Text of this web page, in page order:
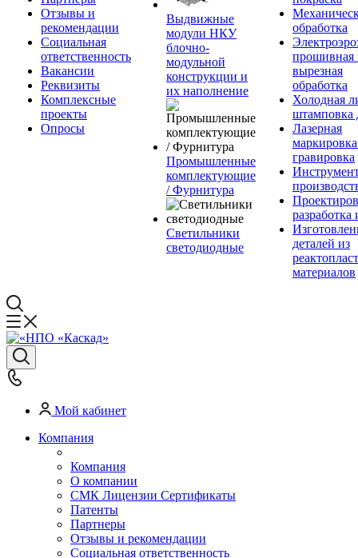
Отзывы и
рекомендации
Социальная
ответственность
Вакансии
Реквизиты
Комплексные
проекты
Опросы
Выдвижные
модули НКУ
блочно-
модульной
конструкции и
их наполнение
Промышленные
комплектующие
/ Фурнитура
Светильники
светодиодные
обработка
прошивная
вырезная
обработка
Холодная
штамповка
Лазерная
гравировка
разработка
деталей из
материалов
Мой кабинет
Компания
Компания
О компании
СМК Лицензии Сертификаты
Патенты
Партнеры
Отзывы и рекомендации
Социальная ответственность